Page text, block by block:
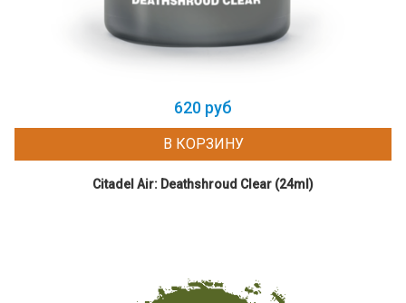
620 руб
В КОРЗИНУ
Citadel Air: Deathshroud Clear (24ml)